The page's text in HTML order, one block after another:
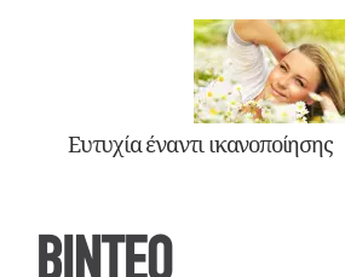
Ευτυχία έναντι ικανοποίησης